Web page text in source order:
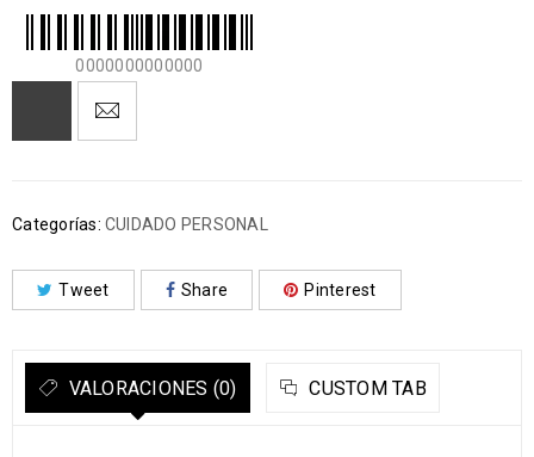
0000000000000
Categorías: CUIDADO PERSONAL
Tweet Share Pinterest
VALORACIONES (0) CUSTOM TAB